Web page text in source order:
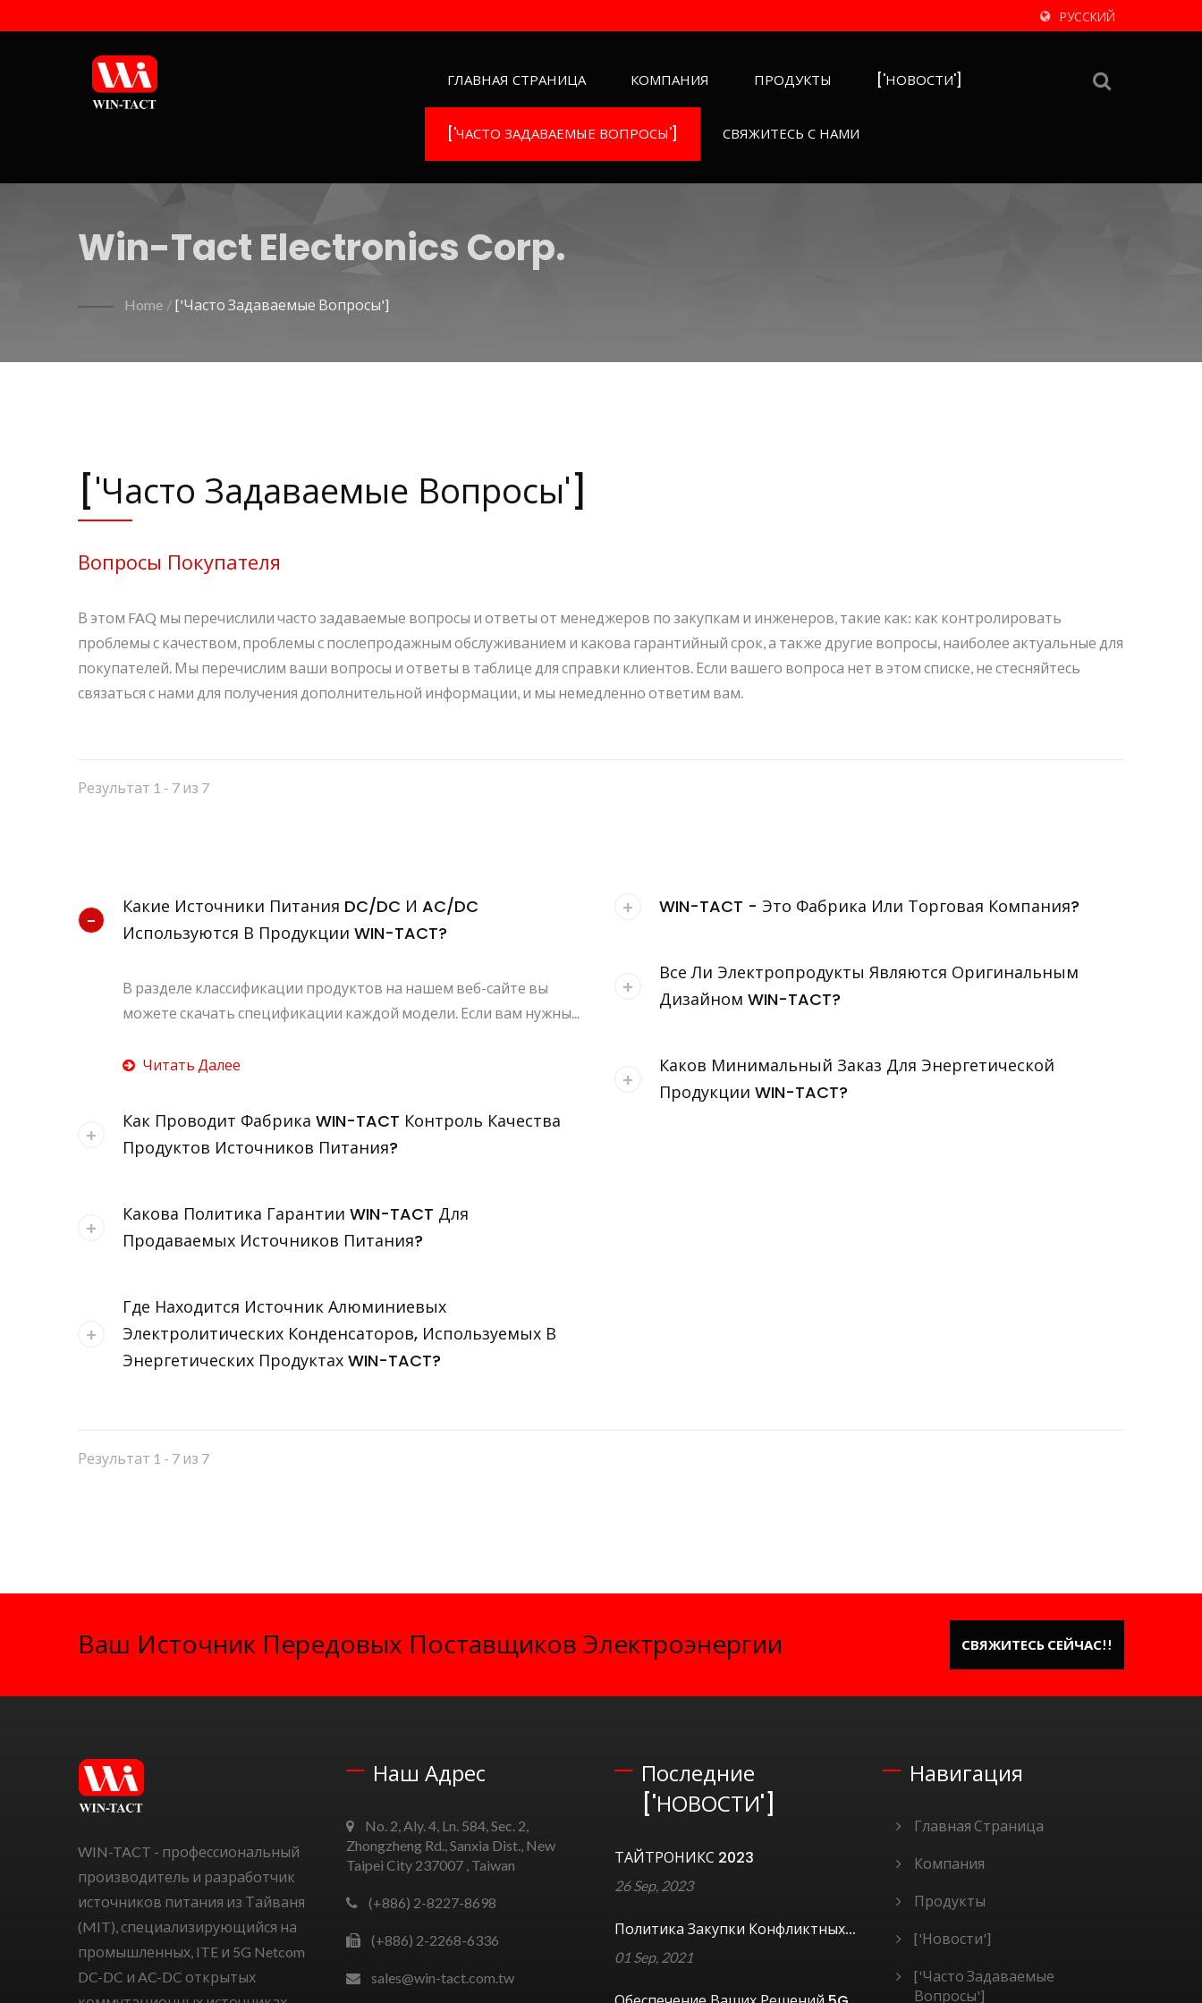
РУССКИЙ
ГЛАВНАЯ СТРАНИЦА КОМПАНИЯ ПРОДУКТЫ ['НОВОСТИ']
['ЧАСТО ЗАДАВАЕМЫЕ ВОПРОСЫ'] СВЯЖИТЕСЬ С НАМИ
Win-Tact Electronics Corp.
Home / ['Часто Задаваемые Вопросы']
['Часто Задаваемые Вопросы']
Вопросы Покупателя
В этом FAQ мы перечислили часто задаваемые вопросы и ответы от менеджеров по закупкам и инженеров, такие как: как контролировать
проблемы с качеством, проблемы с послепродажным обслуживанием и какова гарантийный срок, а также другие вопросы, наиболее актуальные для
покупателей. Мы перечислим ваши вопросы и ответы в таблице для справки клиентов. Если вашего вопроса нет в этом списке, не стесняйтесь
связаться с нами для получения дополнительной информации, и мы немедленно ответим вам.
Результат 1 - 7 из 7
Какие Источники Питания DC/DC И AC/DC
Используются В Продукции WIN-TACT?
В разделе классификации продуктов на нашем веб-сайте вы
можете скачать спецификации каждой модели. Если вам нужны...
Читать Далее
Как Проводит Фабрика WIN-TACT Контроль Качества
Продуктов Источников Питания?
Какова Политика Гарантии WIN-TACT Для
Продаваемых Источников Питания?
Где Находится Источник Алюминиевых
Электролитических Конденсаторов, Используемых В
Энергетических Продуктах WIN-TACT?
WIN-TACT - Это Фабрика Или Торговая Компания?
Все Ли Электропродукты Являются Оригинальным
Дизайном WIN-TACT?
Каков Минимальный Заказ Для Энергетической
Продукции WIN-TACT?
Результат 1 - 7 из 7
Ваш Источник Передовых Поставщиков Электроэнергии СВЯЖИТЕСЬ СЕЙЧАС!!
WIN-TACT - профессиональный
производитель и разработчик
источников питания из Тайваня
(MIT), специализирующийся на
промышленных, ITE и 5G Netcom
DC-DC и AC-DC открытых
Наш Адрес
No. 2, Aly. 4, Ln. 584, Sec. 2,
Zhongzheng Rd., Sanxia Dist., New
Taipei City 237007 , Taiwan
(+886) 2-8227-8698
(+886) 2-2268-6336
sales@win-tact.com.tw
Последние
['НОВОСТИ']
ТАЙТРОНИКС 2023
26 Sep, 2023
Политика Закупки Конфликтных...
01 Sep, 2021
Навигация
Главная Страница
Компания
Продукты
['Новости']
['Часто Задаваемые
Вопросы']